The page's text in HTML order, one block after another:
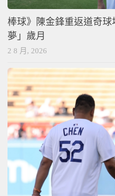
棒球》陳金鋒重返道奇
夢」歲月
2 8 月, 2026